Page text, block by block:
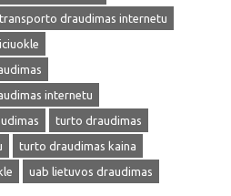
transporto draudimas internetu
internetu
turto draudimas
turto draudimas kaina
uab lietuvos draudimas